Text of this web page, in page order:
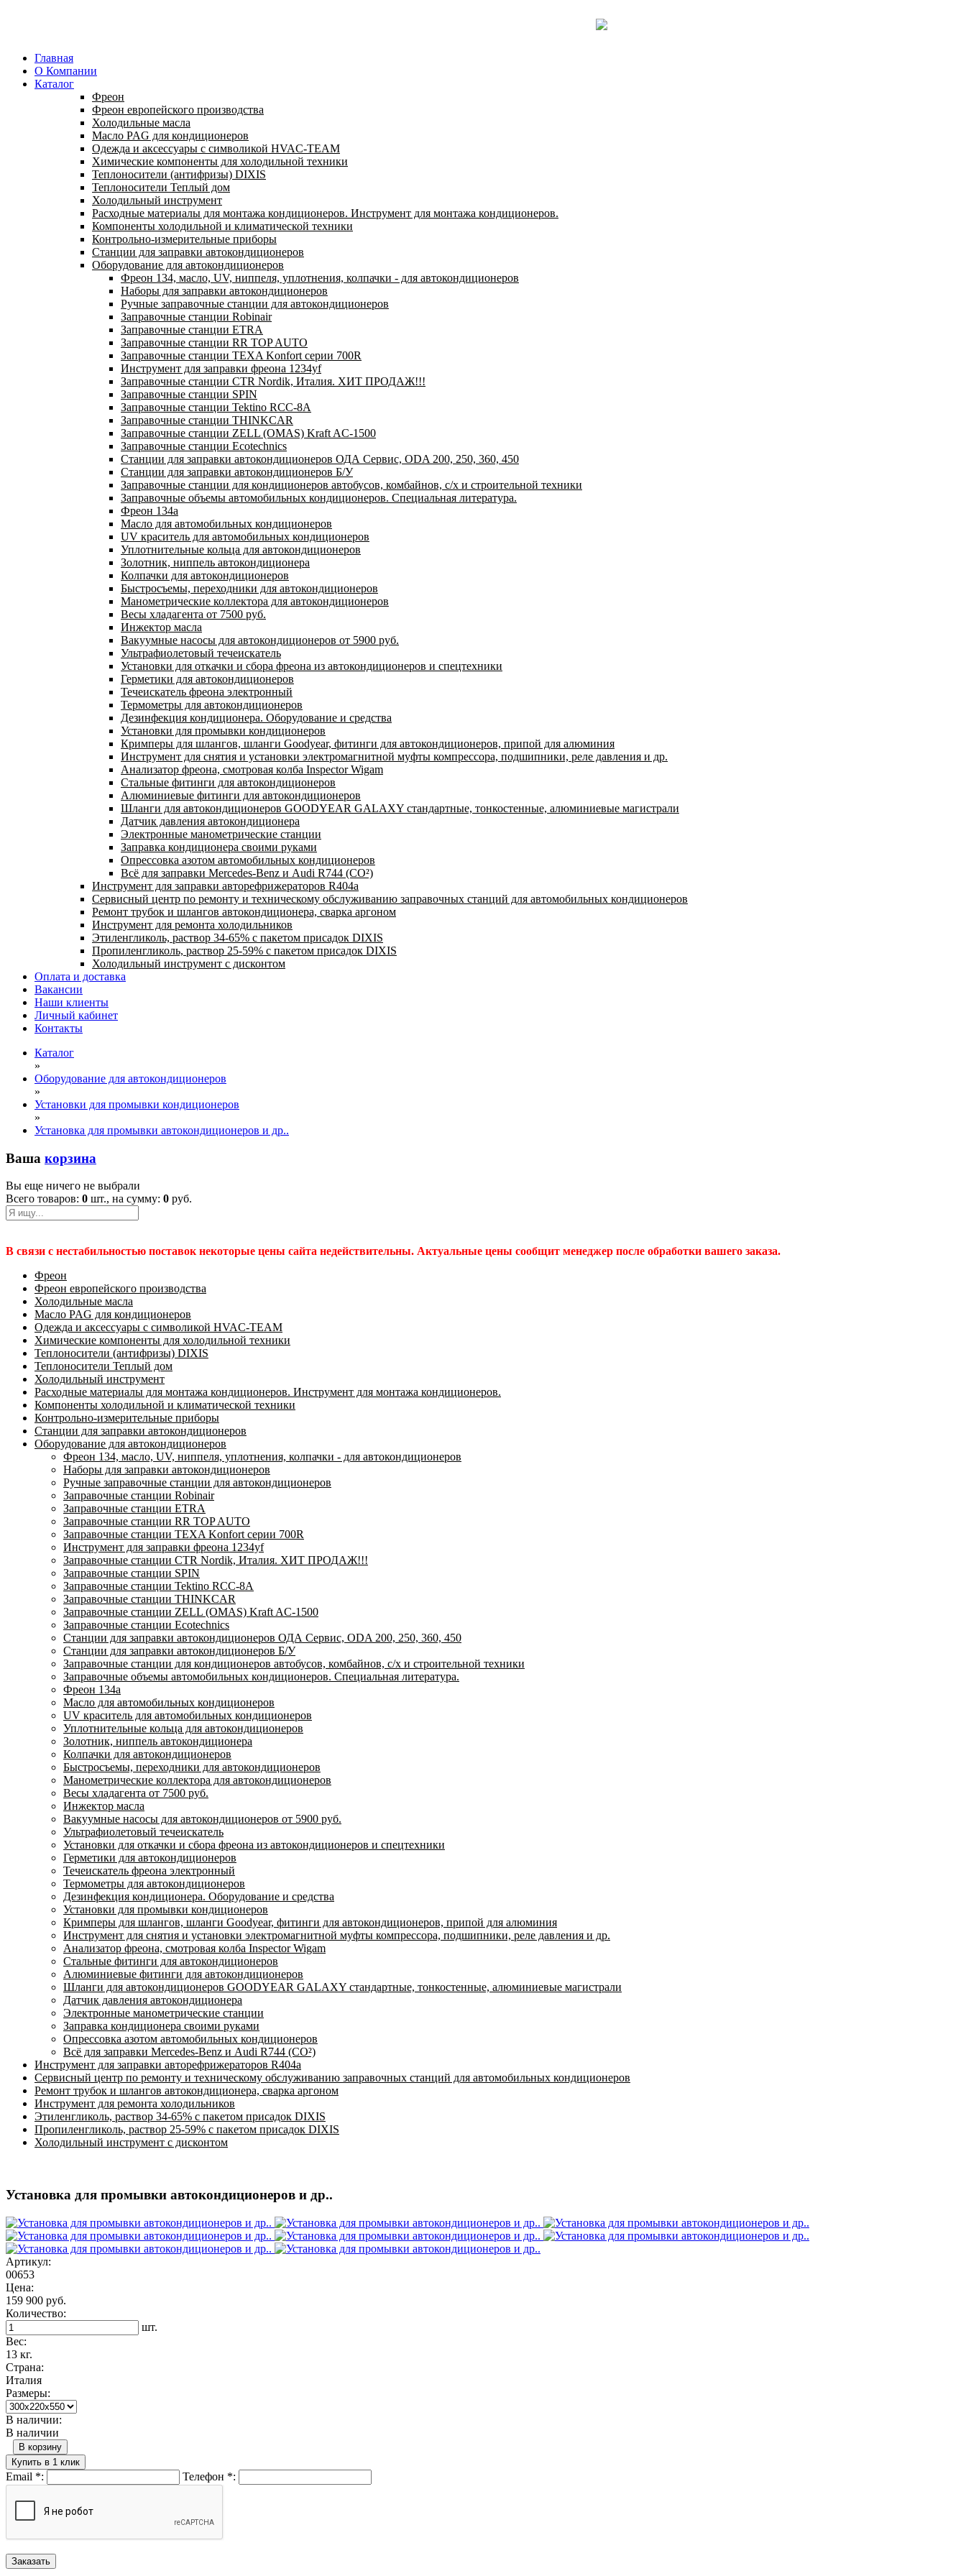
Главная
О Компании
Каталог
Фреон
Фреон европейского производства
Холодильные масла
Масло PAG для кондиционеров
Одежда и аксессуары с символикой HVAC-TEAM
Химические компоненты для холодильной техники
Теплоносители (антифризы) DIXIS
Теплоносители Теплый дом
Холодильный инструмент
Расходные материалы для монтажа кондиционеров. Инструмент для монтажа кондиционеров.
Компоненты холодильной и климатической техники
Контрольно-измерительные приборы
Станции для заправки автокондиционеров
Оборудование для автокондиционеров
Фреон 134, масло, UV, ниппеля, уплотнения, колпачки - для автокондиционеров
Наборы для заправки автокондиционеров
Ручные заправочные станции для автокондиционеров
Заправочные станции Robinair
Заправочные станции ETRA
Заправочные станции RR TOP AUTO
Заправочные станции TEXA Konfort серии 700R
Инструмент для заправки фреона 1234yf
Заправочные станции CTR Nordik, Италия. ХИТ ПРОДАЖ!!!
Заправочные станции SPIN
Заправочные станции Tektino RCC-8A
Заправочные станции THINKCAR
Заправочные станции ZELL (OMAS) Kraft AC-1500
Заправочные станции Ecotechnics
Станции для заправки автокондиционеров ОДА Сервис, ODA 200, 250, 360, 450
Станции для заправки автокондиционеров Б/У
Заправочные станции для кондиционеров автобусов, комбайнов, с/х и строительной техники
Заправочные объемы автомобильных кондиционеров. Специальная литература.
Фреон 134a
Масло для автомобильных кондиционеров
UV краситель для автомобильных кондиционеров
Уплотнительные кольца для автокондиционеров
Золотник, ниппель автокондиционера
Колпачки для автокондиционеров
Быстросъемы, переходники для автокондиционеров
Манометрические коллектора для автокондиционеров
Весы хладагента от 7500 руб.
Инжектор масла
Вакуумные насосы для автокондиционеров от 5900 руб.
Ультрафиолетовый течеискатель
Установки для откачки и сбора фреона из автокондиционеров и спецтехники
Герметики для автокондиционеров
Течеискатель фреона электронный
Термометры для автокондиционеров
Дезинфекция кондиционера. Оборудование и средства
Установки для промывки кондиционеров
Кримперы для шлангов, шланги Goodyear, фитинги для автокондиционеров, припой для алюминия
Инструмент для снятия и установки электромагнитной муфты компрессора, подшипники, реле давления и др.
Анализатор фреона, смотровая колба Inspector Wigam
Стальные фитинги для автокондиционеров
Алюминиевые фитинги для автокондиционеров
Шланги для автокондиционеров GOODYEAR GALAXY стандартные, тонкостенные, алюминиевые магистрали
Датчик давления автокондиционера
Электронные манометрические станции
Заправка кондиционера своими руками
Опрессовка азотом автомобильных кондиционеров
Всё для заправки Mercedes-Benz и Audi R744 (CO²)
Инструмент для заправки авторефрижераторов R404a
Сервисный центр по ремонту и техническому обслуживанию заправочных станций для автомобильных кондиционеров
Ремонт трубок и шлангов автокондиционера, сварка аргоном
Инструмент для ремонта холодильников
Этиленгликоль, раствор 34-65% с пакетом присадок DIXIS
Пропиленгликоль, раствор 25-59% с пакетом присадок DIXIS
Холодильный инструмент с дисконтом
Оплата и доставка
Вакансии
Наши клиенты
Личный кабинет
Контакты
Каталог
»
Оборудование для автокондиционеров
»
Установки для промывки кондиционеров
»
Установка для промывки автокондиционеров и др..
Ваша корзина
Вы еще ничего не выбрали
Всего товаров: 0 шт., на сумму: 0 руб.
В связи с нестабильностью поставок некоторые цены сайта недействительны. Актуальные цены сообщит менеджер после обработки вашего заказа.
Фреон
Фреон европейского производства
Холодильные масла
Масло PAG для кондиционеров
Одежда и аксессуары с символикой HVAC-TEAM
Химические компоненты для холодильной техники
Теплоносители (антифризы) DIXIS
Теплоносители Теплый дом
Холодильный инструмент
Расходные материалы для монтажа кондиционеров. Инструмент для монтажа кондиционеров.
Компоненты холодильной и климатической техники
Контрольно-измерительные приборы
Станции для заправки автокондиционеров
Оборудование для автокондиционеров
Фреон 134, масло, UV, ниппеля, уплотнения, колпачки - для автокондиционеров
Наборы для заправки автокондиционеров
Ручные заправочные станции для автокондиционеров
Заправочные станции Robinair
Заправочные станции ETRA
Заправочные станции RR TOP AUTO
Заправочные станции TEXA Konfort серии 700R
Инструмент для заправки фреона 1234yf
Заправочные станции CTR Nordik, Италия. ХИТ ПРОДАЖ!!!
Заправочные станции SPIN
Заправочные станции Tektino RCC-8A
Заправочные станции THINKCAR
Заправочные станции ZELL (OMAS) Kraft AC-1500
Заправочные станции Ecotechnics
Станции для заправки автокондиционеров ОДА Сервис, ODA 200, 250, 360, 450
Станции для заправки автокондиционеров Б/У
Заправочные станции для кондиционеров автобусов, комбайнов, с/х и строительной техники
Заправочные объемы автомобильных кондиционеров. Специальная литература.
Фреон 134a
Масло для автомобильных кондиционеров
UV краситель для автомобильных кондиционеров
Уплотнительные кольца для автокондиционеров
Золотник, ниппель автокондиционера
Колпачки для автокондиционеров
Быстросъемы, переходники для автокондиционеров
Манометрические коллектора для автокондиционеров
Весы хладагента от 7500 руб.
Инжектор масла
Вакуумные насосы для автокондиционеров от 5900 руб.
Ультрафиолетовый течеискатель
Установки для откачки и сбора фреона из автокондиционеров и спецтехники
Герметики для автокондиционеров
Течеискатель фреона электронный
Термометры для автокондиционеров
Дезинфекция кондиционера. Оборудование и средства
Установки для промывки кондиционеров
Кримперы для шлангов, шланги Goodyear, фитинги для автокондиционеров, припой для алюминия
Инструмент для снятия и установки электромагнитной муфты компрессора, подшипники, реле давления и др.
Анализатор фреона, смотровая колба Inspector Wigam
Стальные фитинги для автокондиционеров
Алюминиевые фитинги для автокондиционеров
Шланги для автокондиционеров GOODYEAR GALAXY стандартные, тонкостенные, алюминиевые магистрали
Датчик давления автокондиционера
Электронные манометрические станции
Заправка кондиционера своими руками
Опрессовка азотом автомобильных кондиционеров
Всё для заправки Mercedes-Benz и Audi R744 (CO²)
Инструмент для заправки авторефрижераторов R404a
Сервисный центр по ремонту и техническому обслуживанию заправочных станций для автомобильных кондиционеров
Ремонт трубок и шлангов автокондиционера, сварка аргоном
Инструмент для ремонта холодильников
Этиленгликоль, раствор 34-65% с пакетом присадок DIXIS
Пропиленгликоль, раствор 25-59% с пакетом присадок DIXIS
Холодильный инструмент с дисконтом
Установка для промывки автокондиционеров и др..
Артикул:
00653
Цена:
159 900 руб.
Количество:
шт.
Вес:
13 кг.
Страна:
Италия
Размеры:
В наличии:
В наличии
В корзину
Купить в 1 клик
Email *: Телефон *: